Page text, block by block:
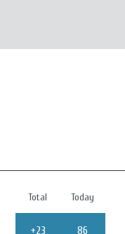
Total Today
+23 86